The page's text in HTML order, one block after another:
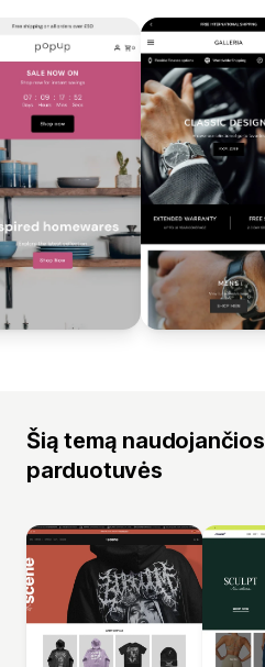
Šią temą naudojančios
parduotuvės